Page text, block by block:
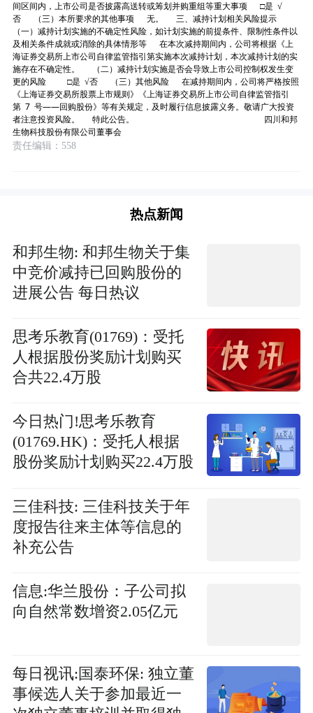
间区间内，上市公司是否披露高送转或筹划并购重组等重大事项 □是 √
否 （三）本所要求的其他事项 无。 三、减持计划相关风险提示
（一）减持计划实施的不确定性风险，如计划实施的前提条件、限制性条件以
及相关条件成就或消除的具体情形等 在本次减持期间内，公司将根据《上
海证券交易所上市公司自律监管指引第实施本次减持计划，本次减持计划的实
施存在不确定性。 （二）减持计划实施是否会导致上市公司控制权发生变
更的风险 □是 √否 （三）其他风险 在减持期间内，公司将严格按照
《上海证券交易所股票上市规则》《上海证券交易所上市公司自律监管指引
第 7 号——回购股份》等有关规定，及时履行信息披露义务。敬请广大投资
者注意投资风险。 特此公告。 四川和邦
生物科技股份有限公司董事会
责任编辑：558
热点新闻
和邦生物: 和邦生物关于集
中竞价减持已回购股份的
进展公告 每日热议
思考乐教育(01769)：受托
人根据股份奖励计划购买
合共22.4万股
今日热门!思考乐教育
(01769.HK)：受托人根据
股份奖励计划购买22.4万股
三佳科技: 三佳科技关于年
度报告往来主体等信息的
补充公告
信息:华兰股份：子公司拟
向自然常数增资2.05亿元
每日视讯:国泰环保: 独立董
事候选人关于参加最近一